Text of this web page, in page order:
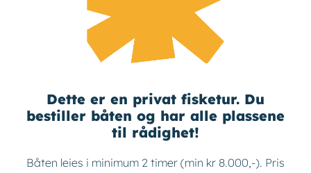
Dette er en privat fisketur. Du
bestiller båten og har alle plassene
til rådighet!
Båten leies i minimum 2 timer (min kr 8.000,-). Pris